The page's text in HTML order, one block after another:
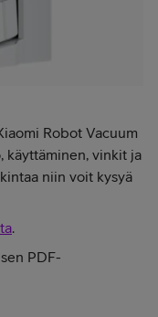
Robot Vacuum
vinkit ja
niin voit kysyä
PDF-